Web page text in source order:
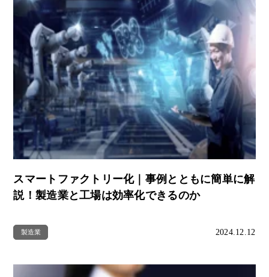
スマートファクトリー化｜事例とともに簡単に解
説！製造業と工場は効率化できるのか
製造業 2024.12.12